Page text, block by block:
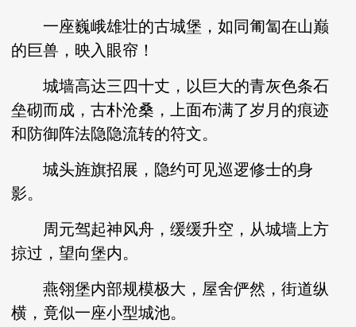
一座巍峨雄壮的古城堡，如同匍匐在山巅
的巨兽，映入眼帘！
城墙高达三四十丈，以巨大的青灰色条石
垒砌而成，古朴沧桑，上面布满了岁月的痕迹
和防御阵法隐隐流转的符文。
城头旌旗招展，隐约可见巡逻修士的身
影。
周元驾起神风舟，缓缓升空，从城墙上方
掠过，望向堡内。
燕翎堡内部规模极大，屋舍俨然，街道纵
横，竟似一座小型城池。